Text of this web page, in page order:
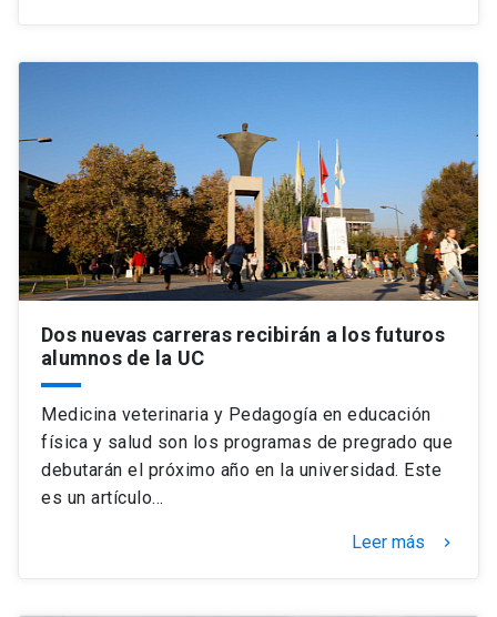
Dos nuevas carreras recibirán a los futuros
alumnos de la UC
Medicina veterinaria y Pedagogía en educación
física y salud son los programas de pregrado que
debutarán el próximo año en la universidad. Este
es un artículo…
Leer más keyboard_arrow_right